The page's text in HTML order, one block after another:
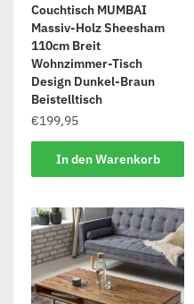
Couchtisch MUMBAI
Massiv-Holz Sheesham
110cm Breit
Wohnzimmer-Tisch
Design Dunkel-Braun
Beistelltisch
€199,95
In den Warenkorb